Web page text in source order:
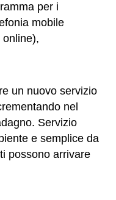
per i
mobile
un nuovo servizio
nel
Servizio
e semplice da
possono arrivare